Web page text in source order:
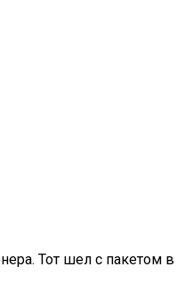
Тот шел с пакетом в